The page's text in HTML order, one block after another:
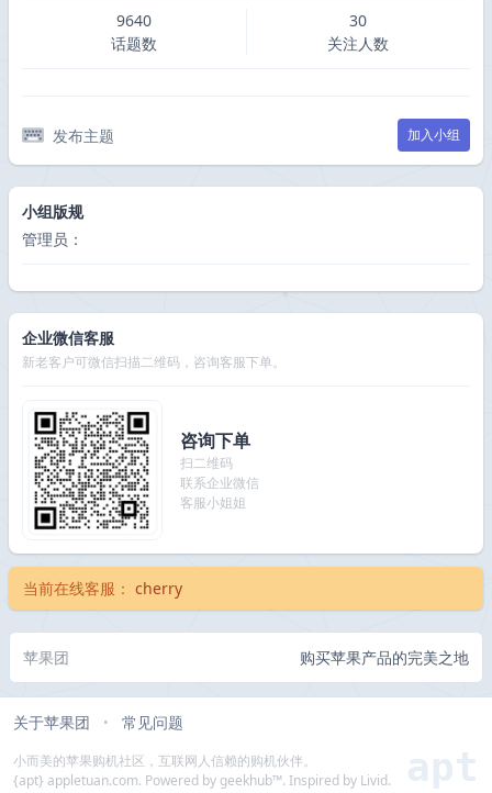
9640
话题数
30
关注人数
发布主题 加入小组
小组版规
管理员：
企业微信客服
新老客户可微信扫描二维码，咨询客服下单。
咨询下单
扫二维码
联系企业微信
客服小姐姐
当前在线客服： cherry
苹果团 购买苹果产品的完美之地
关于苹果团 • 常见问题
小而美的苹果购机社区，互联网人信赖的购机伙伴。
{apt} appletuan.com. Powered by geekhub™. Inspired by Livid.